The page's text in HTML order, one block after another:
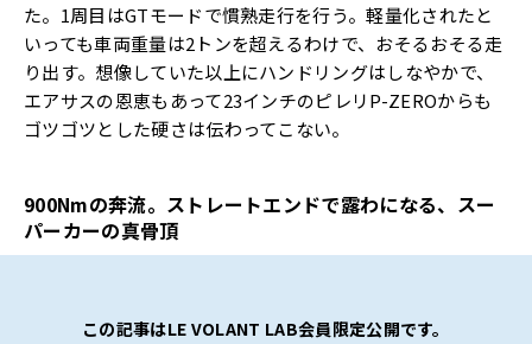
た。1周目はGTモードで慣熟走行を行う。軽量化されたと
いっても車両重量は2トンを超えるわけで、おそるおそる走
り出す。想像していた以上にハンドリングはしなやかで、
エアサスの恩恵もあって23インチのピレリP-ZEROからも
ゴツゴツとした硬さは伝わってこない。
900Nmの奔流。ストレートエンドで露わになる、スー
パーカーの真骨頂
この記事はLE VOLANT LAB会員限定公開です。